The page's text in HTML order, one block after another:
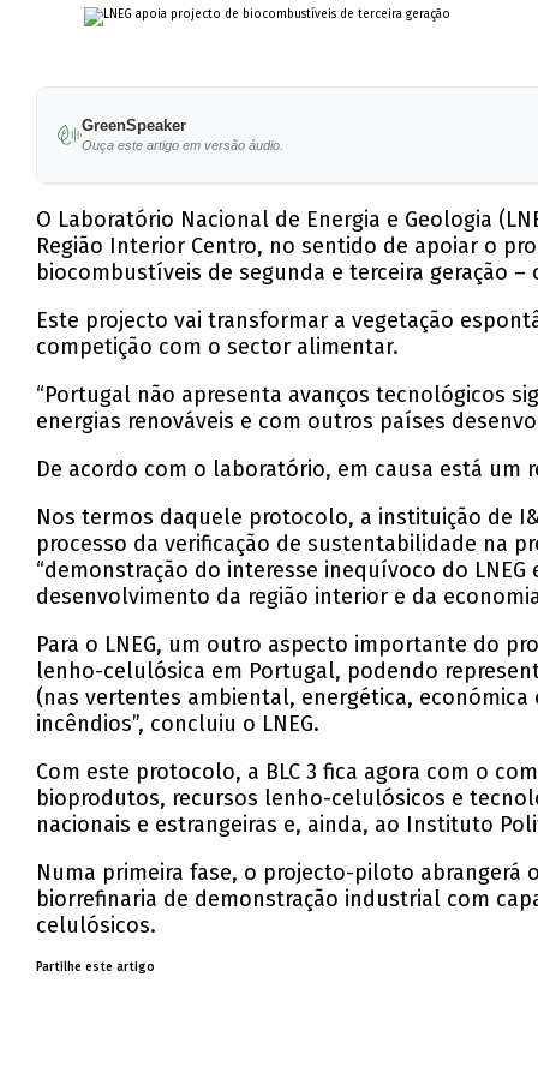
GreenSpeaker
Ouça este artigo em versão áudio.
O Laboratório Nacional de Energia e Geologia
Região Interior Centro, no sentido de apoiar o
biocombustíveis de segunda e terceira geração –
Este projecto vai transformar a vegetação
competição com o sector alimentar.
“Portugal não apresenta avanços tecnológicos
energias renováveis e com outros países
De acordo com o laboratório, em causa está um
Nos termos daquele protocolo, a instituição de
processo da verificação de sustentabilidade na
“demonstração do interesse inequívoco do
desenvolvimento da região interior e da
Para o LNEG, um outro aspecto importante do
lenho-celulósica em Portugal, podendo
(nas vertentes ambiental, energética,
incêndios”, concluiu o LNEG.
Com este protocolo, a BLC 3 fica agora com o
bioprodutos, recursos lenho-celulósicos e
nacionais e estrangeiras e, ainda, ao Instituto
Numa primeira fase, o projecto-piloto abrangerá
biorrefinaria de demonstração industrial com
celulósicos.
Partilhe este artigo